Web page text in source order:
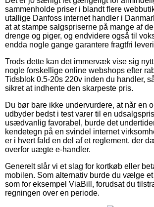
sammenholde priser i blandt flere
utallige Danfoss internet handler i
at at stampe salgspriserne på mange af
drenge og piger, og endvidere også til
endda nogle gange garantere fragtfri
Trods dette kan det immervæk vise sig
nogle forskellige online webshops efter
Tidsblok 0.5-20s 220v inden du handler,
sikret at indhente den skarpeste pris.
Du bør bare ikke undervurdere, at når en
udbyder bedst i test varer til en
usædvanlig favorabel, burde det
kendetegn på en svindel internet
er i hvert fald en del af et reglement, der
overfor uægte e-handler.
Generelt slår vi et slag for kortkøb eller
mobilen. Som alternativ burde du vælge
som for eksempel ViaBill, forudsat du
regningen over en periode.